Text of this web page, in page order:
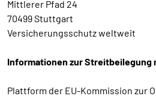
Mittlerer Pfad 24
70499 Stuttgart
Versicherungsschutz weltweit
Informationen zur Streitbeilegung
Plattform der EU-Kommission zur